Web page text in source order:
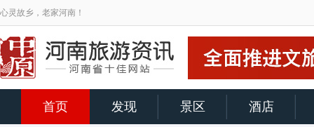
心灵故乡，老家河南！
首页 发现 景区 酒店